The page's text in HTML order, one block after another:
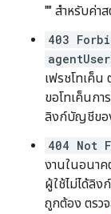
"" สำหรับค่า
403
เฟรชโทเค็น
ขอโทเค็นกา
ลิงก์บัญชีขอ
404 Not
งานในอนา
ผู้ใช้ไม่ได้ลิง
ถูกต้อง ตรว